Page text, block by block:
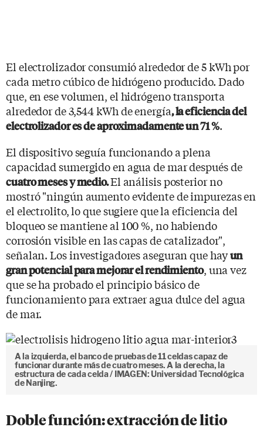
El electrolizador consumió alrededor de 5 kWh por
cada metro cúbico de hidrógeno producido. Dado
que, en ese volumen, el hidrógeno transporta
alrededor de 3,544 kWh de energía, la eficiencia del
electrolizador es de aproximadamente un 71 %.
El dispositivo seguía funcionando a plena
capacidad sumergido en agua de mar después de
cuatro meses y medio.El análisis posterior no
mostró "ningún aumento evidente de impurezas en
el electrolito, lo que sugiere que la eficiencia del
bloqueo se mantiene al 100 %, no habiendo
corrosión visible en las capas de catalizador",
señalan. Los investigadores aseguran que hayun
gran potencial para mejorar el rendimiento, una vez
que se ha probado el principio básico de
funcionamiento para extraer agua dulce del agua
de mar.
A la izquierda, el banco de pruebas de 11 celdas capaz de
funcionar durante más de cuatro meses. A la derecha, la
estructura de cada celda / IMAGEN: Universidad Tecnológica
de Nanjing.
Doble función: extracción de litio